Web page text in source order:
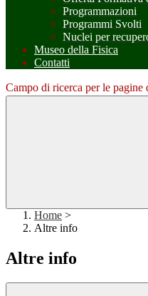
Programmazioni
Programmi Svolti
Nuclei per
Museo della Fisica
Contatti
Campo di ricerca per le pagine
Home >
Altre info
Altre info